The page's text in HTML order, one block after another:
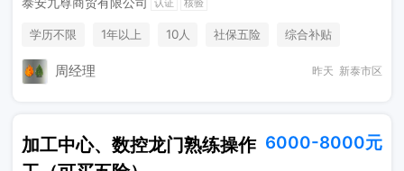
学历不限 1年以上 10人 社保五险
综合补贴
年终奖金
周经理 昨天 新泰市区
加工中心、数控龙门熟练操作 6000-8000元